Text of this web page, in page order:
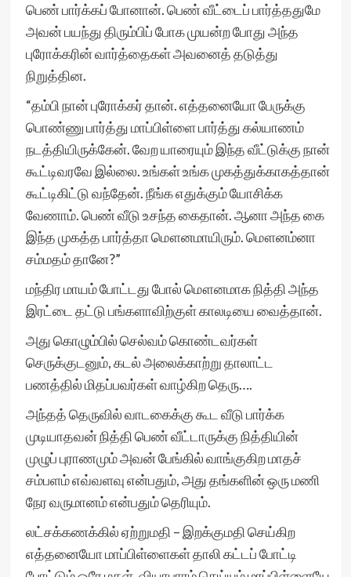
பெண் பார்க்கப் போனான். பெண் வீட்டைப் பார்த்ததுமே
அவன் பயந்து திரும்பிப் போக முயன்ற போது அந்த
புரோக்கரின் வார்த்தைகள் அவனைத் தடுத்து
நிறுத்தின.
“தம்பி நான் புரோக்கர் தான். எத்தனையோ பேருக்கு
பொண்ணு பார்த்து மாப்பிள்ளை பார்த்து கல்யாணம்
நடத்தியிருக்கேன். வேற யாரையும் இந்த வீட்டுக்கு நான்
கூட்டிவரவே இல்லை. உங்கள் உங்க முகத்துக்காகத்தான்
கூட்டிகிட்டு வந்தேன். நீங்க எதுக்கும் யோசிக்க
வேணாம். பெண் வீடு உசந்த கைதான். ஆனா அந்த கை
இந்த முகத்த பார்த்தா மௌனமாயிரும். மௌனம்னா
சம்மதம் தானே?”
மந்திர மாயம் போட்டது போல் மௌனமாக நித்தி அந்த
இரட்டை தட்டு பங்களாவிற்குள் காலடியை வைத்தான்.
அது கொழும்பில் செல்வம் கொண்டவர்கள்
செருக்குடனும், கடல் அலைக்காற்று தாலாட்ட
பணத்தில் மிதப்பவர்கள் வாழ்கிற தெரு….
அந்தத் தெருவில் வாடகைக்கு கூட வீடு பார்க்க
முடியாதவன் நித்தி பெண் வீட்டாருக்கு நித்தியின்
முழுப் புராணமும் அவன் பேங்கில் வாங்குகிற மாதச்
சம்பளம் எவ்வளவு என்பதும், அது தங்களின் ஒரு மணி
நேர வருமானம் என்பதும் தெரியும்.
லட்சக்கணக்கில் ஏற்றுமதி – இறக்குமதி செய்கிற
எத்தனையோ மாப்பிள்ளைகள் தாலி கட்டப் போட்டி